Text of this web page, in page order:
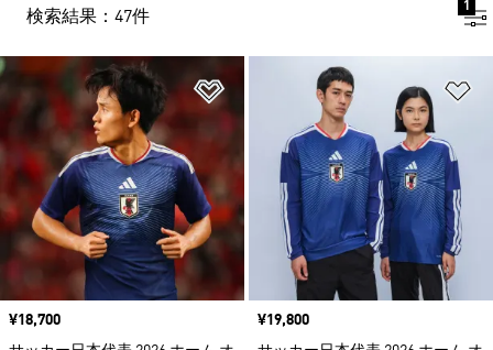
検索結果：47件
1
ほしいものリストに追加
価格
¥18,700
価格
¥19,800